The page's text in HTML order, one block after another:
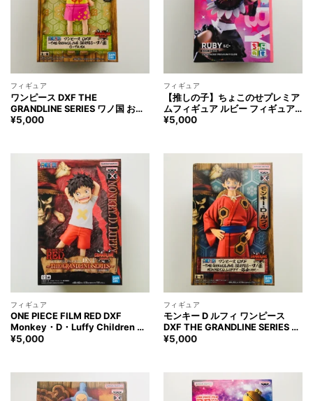
フィギュア
ワンピース DXF THE
GRANDLINE SERIES ワノ国 お玉
おたま フィギュア ONE PIECE O-
¥5,000
フィギュア
【推しの子】ちょこのせプレミア
ムフィギュア ルビー フィギュア
Oshinoko RUBY Figure
¥5,000
フィギュア
ONE PIECE FILM RED DXF
Monkey・D・Luffy Children ワ
ンピース モンキー・D・ルフィ チ
¥5,000
フィギュア
モンキー D ルフィ ワンピース
DXF THE GRANDLINE SERIES ワ
ノ国 浴衣ver. フィギュア ONE
¥5,000